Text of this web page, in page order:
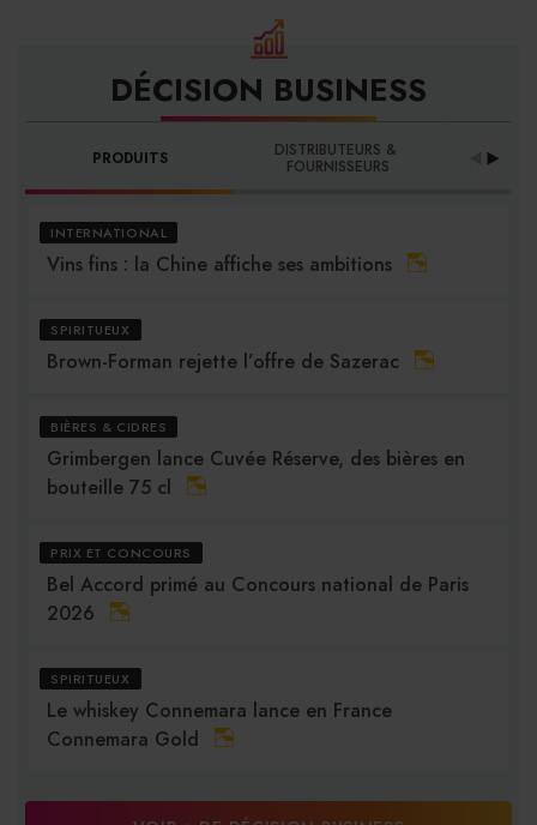
DÉCISION BUSINESS
PRODUITS DISTRIBUTEURS &
FOURNISSEURS
INTERNATIONAL
Vins fins : la Chine affiche ses ambitions
SPIRITUEUX
Brown-Forman rejette l’offre de Sazerac
BIÈRES & CIDRES
Grimbergen lance Cuvée Réserve, des bières en
bouteille 75 cl
PRIX ET CONCOURS
Bel Accord primé au Concours national de Paris
2026
SPIRITUEUX
Le whiskey Connemara lance en France
Connemara Gold